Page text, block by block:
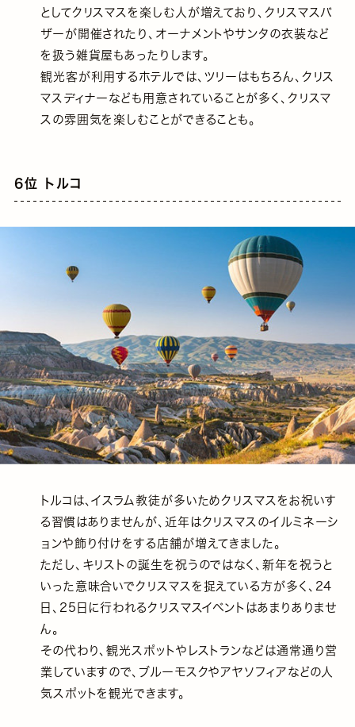
としてクリスマスを楽しむ人が増えており、クリスマスバ
ザーが開催されたり、オーナメントやサンタの衣装など
を扱う雑貨屋もあったりします。
観光客が利用するホテルでは、ツリーはもちろん、クリス
マスディナーなども用意されていることが多く、クリスマ
スの雰囲気を楽しむことができることも。
6位 トルコ
トルコは、イスラム教徒が多いためクリスマスをお祝いす
る習慣はありませんが、近年はクリスマスのイルミネーシ
ョンや飾り付けをする店舗が増えてきました。
ただし、キリストの誕生を祝うのではなく、新年を祝うと
いった意味合いでクリスマスを捉えている方が多く、24
日、25日に行われるクリスマスイベントはあまりありませ
ん。
その代わり、観光スポットやレストランなどは通常通り営
業していますので、ブルーモスクやアヤソフィアなどの人
気スポットを観光できます。